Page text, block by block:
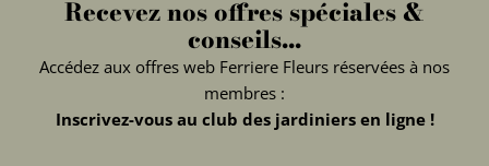
Recevez nos offres spéciales &
conseils...
Accédez aux offres web Ferriere Fleurs réservées à nos
membres :
Inscrivez-vous au club des jardiniers en ligne !